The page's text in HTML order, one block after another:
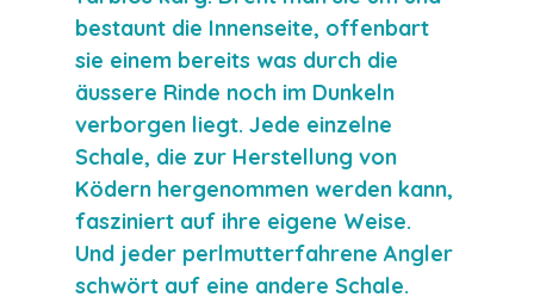
bestaunt die Innenseite, offenbart
sie einem bereits was durch die
äussere Rinde noch im Dunkeln
verborgen liegt. Jede einzelne
Schale, die zur Herstellung von
Ködern hergenommen werden kann,
fasziniert auf ihre eigene Weise.
Und jeder perlmutterfahrene Angler
schwört auf eine andere Schale.